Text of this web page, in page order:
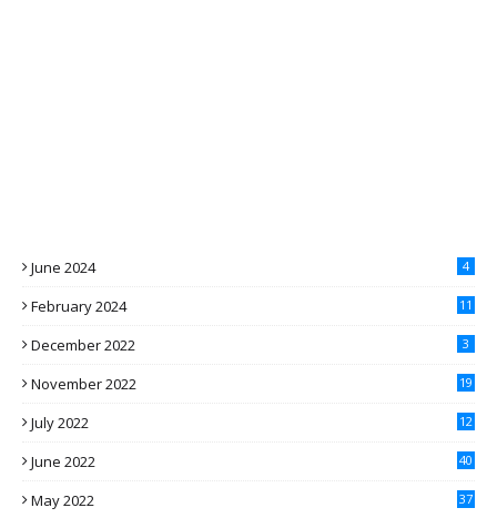
June 2024 4
February 2024 11
December 2022 3
November 2022 19
July 2022 12
June 2022 40
May 2022 37